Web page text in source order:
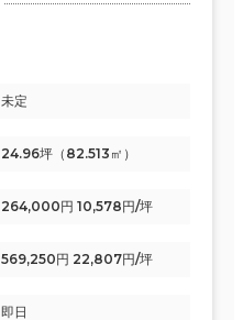
未定
24.96坪（82.513㎡）
264,000円 10,578円/坪
569,250円 22,807円/坪
即日